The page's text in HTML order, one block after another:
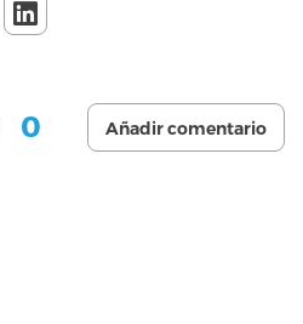
0 Añadir comentario